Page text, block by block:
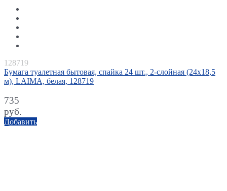
128719
Бумага туалетная бытовая, спайка 24 шт., 2-слойная (24х18,5
м), LAIMA, белая, 128719
735
руб.
Добавить